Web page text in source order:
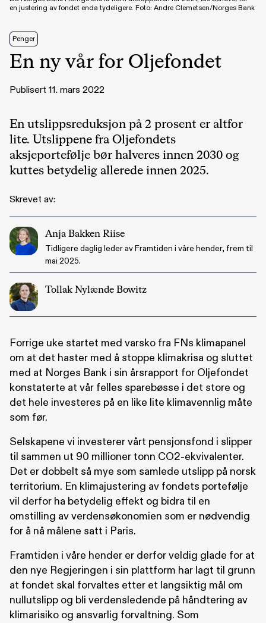
Penger
En ny vår for Oljefondet
Publisert 11. mars 2022
en justering av fondet enda tydeligere. Foto: Andre Clemetsen/Norges Bank
En utslippsreduksjon på 2 prosent er altfor
lite. Utslippene fra Oljefondets
aksjeportefølje bør halveres innen 2030 og
kuttes betydelig allerede innen 2025.
Skrevet av:
Anja Bakken Riise
Tidligere daglig leder av Framtiden i våre hender, frem til
mai 2025.
Tollak Nylænde Bowitz
Forrige uke startet med varsko fra FNs klimapanel
om at det haster med å stoppe klimakrisa og sluttet
med at Norges Bank i sin årsrapport for Oljefondet
konstaterte at vår felles sparebøsse i det store og
det hele investeres på en like lite klimavennlig måte
som før.
Selskapene vi investerer vårt pensjonsfond i slipper
til sammen ut 90 millioner tonn CO2-ekvivalenter.
Det er dobbelt så mye som samlede utslipp på norsk
territorium. En klimajustering av fondets portefølje
vil derfor ha betydelig effekt og bidra til en
omstilling av verdensøkonomien som er nødvendig
for å nå målene satt i Paris.
Framtiden i våre hender er derfor veldig glade for at
den nye Regjeringen i sin plattform har lagt til grunn
at fondet skal forvaltes etter et langsiktig mål om
nullutslipp og bli verdensledende på håndtering av
klimarisiko og ansvarlig forvaltning. Som